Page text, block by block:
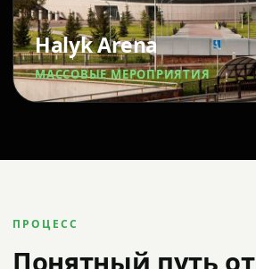
Halyk Arena
МАССОВЫЕ МЕРОПРИЯТИЯ
ПРОЦЕСС
Понятный путь от